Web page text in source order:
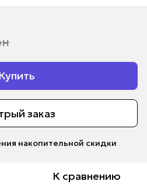
Купить
заказ
накопительной скидки
К сравнению